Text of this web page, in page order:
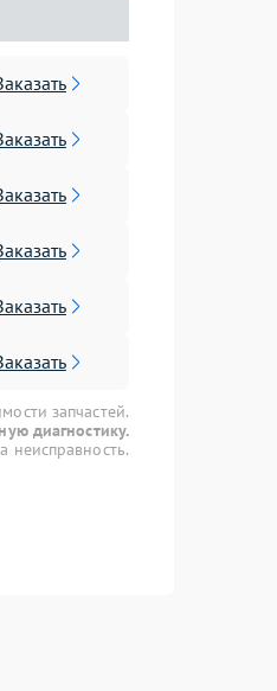
запчастей.
диагностику.
неисправность.